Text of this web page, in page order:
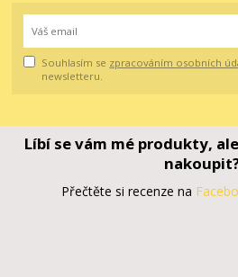
Souhlasím se zpracováním osobních
newsletteru.
Líbí se vám mé produkty,
Přečtěte si recenze na